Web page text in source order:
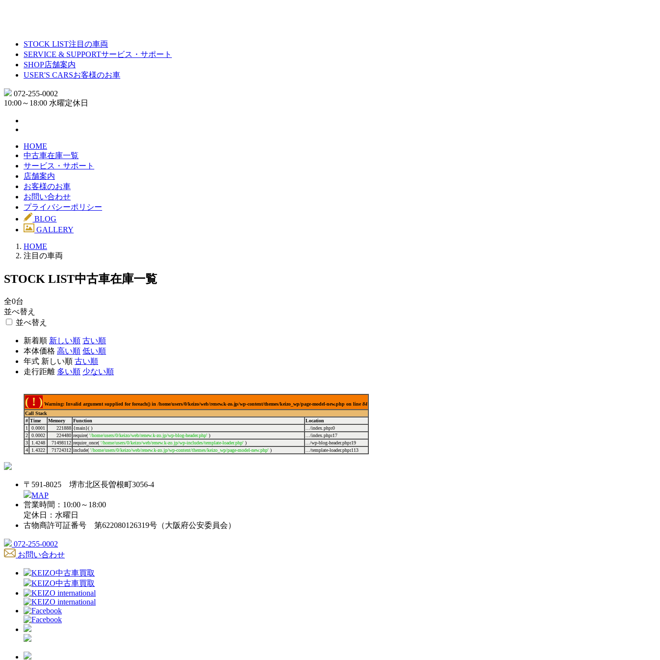
STOCK LIST注目の車両
SERVICE & SUPPORTサービス・サポート
SHOP店舗案内
USER'S CARSお客様のお車
072-255-0002
10:00～18:00 水曜定休日
HOME
中古車在庫一覧
サービス・サポート
店舗案内
お客様のお車
お問い合わせ
プライバシーポリシー
BLOG
GALLERY
HOME
注目の車両
STOCK LIST中古車在庫一覧
全0台
並べ替え
並べ替え
新着順 新しい順 古い順
本体価格 高い順 低い順
年式 新しい順 古い順
走行距離 多い順 少ない順
( ! ) Warning: Invalid argument supplied for foreach() in /home/users/0/keizo/web/renew.k-zo.jp/wp-content/themes/keizo_wp/page-model-new.php on line84
Call Stack
# Time Memory Function
Location
1
0.0001 221888 {main}( ) .../index.php:0
2
0.0002 224480 require( '/home/users/0/keizo/web/renew.k-zo.jp/wp-blog-header.php' ) .../index.php:17
3
1.4248 71498112 require_once( '/home/users/0/keizo/web/renew.k-zo.jp/wp-includes/template-loader.php' ) .../wp-blog-header.php:19
4
1.4322 71724312 include( '/home/users/0/keizo/web/renew.k-zo.jp/wp-content/themes/keizo_wp/page-model-new.php' ) .../template-loader.php:113
〒591-8025 堺市北区長曽根町3056-4
MAP
営業時間：10:00～18:00
定休日：水曜日
古物商許可証番号 第622080126319号（大阪府公安委員会）
072-255-0002
お問い合わせ